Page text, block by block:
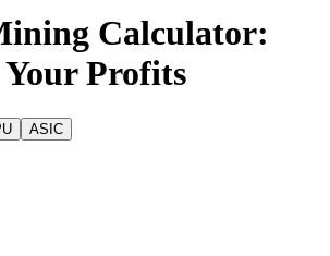
Calculator:
Profits
ASIC